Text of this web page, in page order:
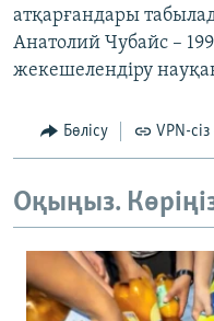
Басқа тілдерде
атқарғандары
Анатолий Чубайс –
жекешелендіру
Бөлісу VPN-
Оқыңыз.